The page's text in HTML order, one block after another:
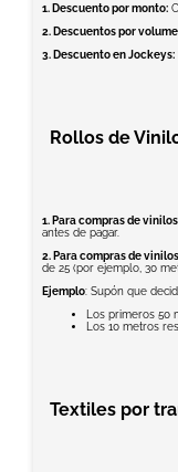
1. Descuento por monto:
2. Descuentos por
3. Descuento en Jockeys:
Rollos de
1. Para compras de
antes de pagar.
2. Para compras de
de 25 (por ejemplo, 30
Ejemplo: Supón que
Los primeros 50
Los 10 metros
Textiles por